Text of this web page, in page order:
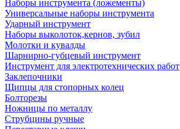
Наборы инструмента (ложементы)
Универсальные наборы инструмента
Ударный инструмент
Наборы выколоток,кернов, зубил
Молотки и кувалды
Шарнирно-губцевый инструмент
Инструмент для электротехнических работ
Заклепочники
Щипцы для стопорных колец
Болторезы
Ножницы по металлу
Струбцины ручные